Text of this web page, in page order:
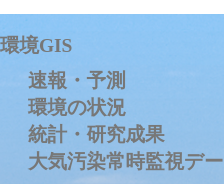
環境GIS
速報・予測
環境の状況
統計・研究成果
大気汚染常時監視デ